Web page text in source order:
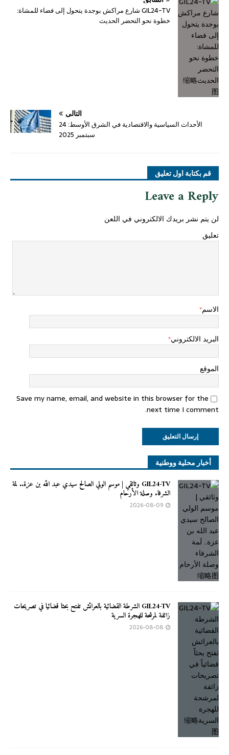
GIL24-TV شارع مراكش بوجدة يتحول إلى فضاء للمشاة:
خطوة نحو التحضر الحديث
التالي
الأحداث السياسية والاقتصادية في الشرق الأوسط: 24
سبتمبر 2025
قم بكتابة اول تعليق
Leave a Reply
لن يتم نشر بريدك الالكتروني في اللعن
تعليق
الاسم*
البريد الالكتروني*
الموقع
Save my name, email, and website in this browser for the
next time I comment.
أخبار محلية ووطنية
GIL24-TV وثائقي | موسم الولي الصالح سيدي عبد الله بن عزة.. لَمة
الشرفاء وصلة الأرحام
2026-08-09
GIL24-TV الشرطة القضائية بالعرائش تفتح بحثاً قضائياً في تصريحات
زائفة لمرشحة للهجرة السرية
2026-08-08